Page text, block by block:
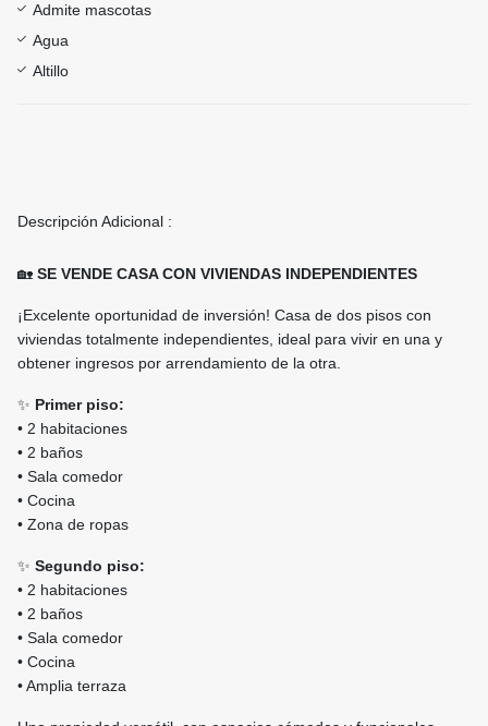
Admite mascotas
Agua
Altillo
Descripción Adicional :
🏡 SE VENDE CASA CON VIVIENDAS INDEPENDIENTES
¡Excelente oportunidad de inversión! Casa de dos pisos con
viviendas totalmente independientes, ideal para vivir en una y
obtener ingresos por arrendamiento de la otra.
✨ Primer piso:
• 2 habitaciones
• 2 baños
• Sala comedor
• Cocina
• Zona de ropas
✨ Segundo piso:
• 2 habitaciones
• 2 baños
• Sala comedor
• Cocina
• Amplia terraza